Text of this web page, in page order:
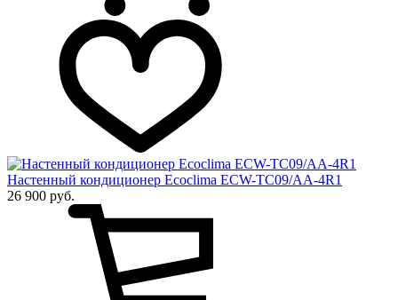
Настенный кондиционер Ecoclima ECW-TC09/AA-4R1
26 900 руб.